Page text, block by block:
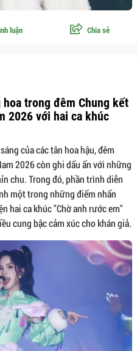
luận Chia sẻ
hoa trong đêm Chung kết
2026 với hai ca khúc
của các tân hoa hậu, đêm
2026 còn ghi dấu ấn với những
chu. Trong đó, phần trình diễn
một trong những điểm nhấn
hai ca khúc "Chờ anh rước em"
cung bậc cảm xúc cho khán giả.